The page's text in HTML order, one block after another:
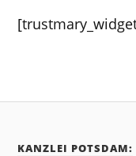
[trustmary_widget
KANZLEI POTSDAM: